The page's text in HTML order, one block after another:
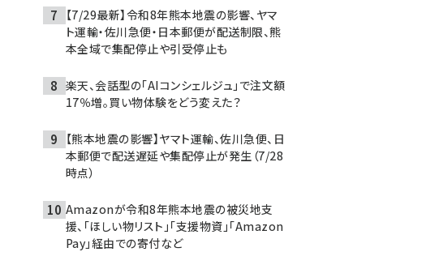
【7/29最新】令和8年熊本地震の影響、ヤマ
ト運輸・佐川急便・日本郵便が配送制限、熊
本全域で集配停止や引受停止も
楽天、会話型の「AIコンシェルジュ」で注文額
17％増。買い物体験をどう変えた？
【熊本地震の影響】ヤマト運輸、佐川急便、日
本郵便で配送遅延や集配停止が発生（7/28
時点）
Amazonが令和8年熊本地震の被災地支
援、「ほしい物リスト」「支援物資」「Amazon
Pay」経由での寄付など